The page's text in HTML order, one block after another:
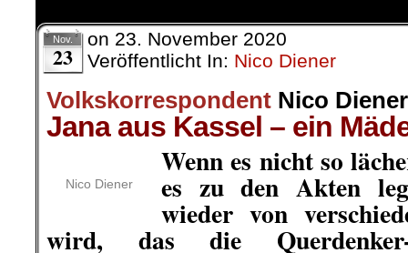
Nov.
23
on 23. November 2020
Veröffentlicht In: Nico Diener
Volkskorrespondent Nico Diener
Jana aus Kassel – ein
Nico Diener
Wenn es nicht so
es zu den Akten
wieder von
wird, das die Querdenker-